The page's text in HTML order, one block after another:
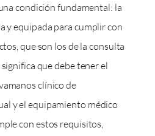
condición fundamental: la
y equipada para cumplir con
que son los de la consulta
significa que debe tener el
clínico de
y el equipamiento médico
con estos requisitos,